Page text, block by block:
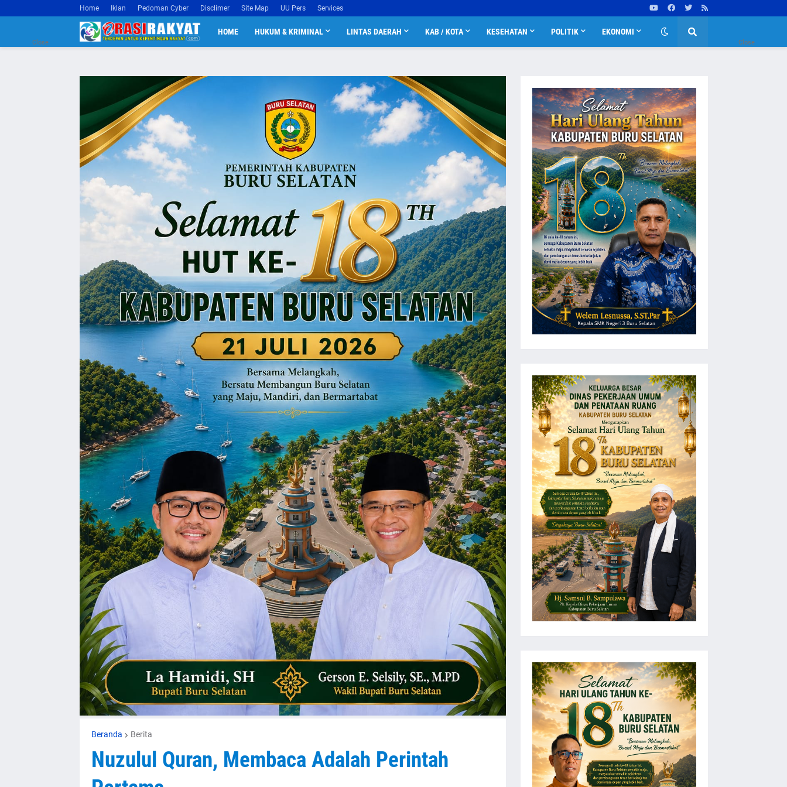
Close Close
Home Iklan Pedoman Cyber Disclimer Site Map UU Pers Services
HOME HUKUM & KRIMINAL LINTAS DAERAH KAB / KOTA KESEHATAN POLITIK EKONOMI
Beranda Berita
Nuzulul Quran, Membaca Adalah Perintah